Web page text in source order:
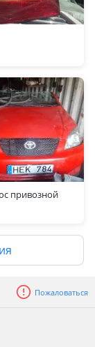
привозной
Пожаловаться